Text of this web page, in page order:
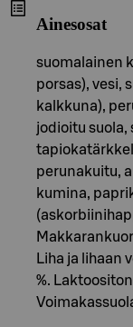
Ainesosat
suomalainen
porsas), vesi,
kalkkuna),
jodioitu
perunakuitu,
kumina,
Liha ja lihaan
%.